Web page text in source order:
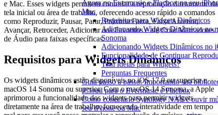
Agora no Evermusic e Flacbox no seu
Mac
Requisitos para Widgets Dinâmicos
Adicionando Widgets Dinâmicos no
Sonoma
Adicionando Widgets Dinâmicos no
Funcionalidade de Continuar
Tem Ideias para Widgets?
Perguntas Frequentes
Guia passo a passo: Importando sua
iCloud para o Evermusic e Flacbox
Como conectar o Synology NAS e ouvir
seu iPhone ou Mac
e Mac. Esses widgets permitem controlar a reprodução diretamente da
tela inicial ou área de trabalho, oferecendo acesso rápido a comandos
como Reproduzir, Pausar, Parar, Próxima Faixa, Faixa Anterior,
Avançar, Retroceder, Adicionar aos Favoritos e até Criar Marcadores
de Áudio para faixas específicas.
Requisitos para Widgets Dinâmicos
Os widgets dinâmicos estão disponíveis no iOS 17.0 ou superior e
macOS 14 Sonoma ou superior. Com o macOS 14 Sonoma, a Apple
aprimorou a funcionalidade dos widgets para permitir widgets
diretamente na área de trabalho, fornecendo interatividade em tempo